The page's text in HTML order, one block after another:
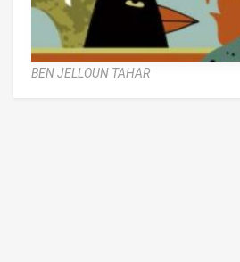
BEN JELLOUN TAHAR